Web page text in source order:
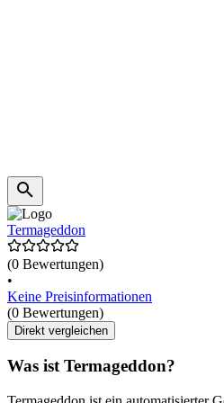
Termageddon
(0 Bewertungen)
•
Keine Preisinformationen
(0 Bewertungen)
Direkt vergleichen
Was ist Termageddon?